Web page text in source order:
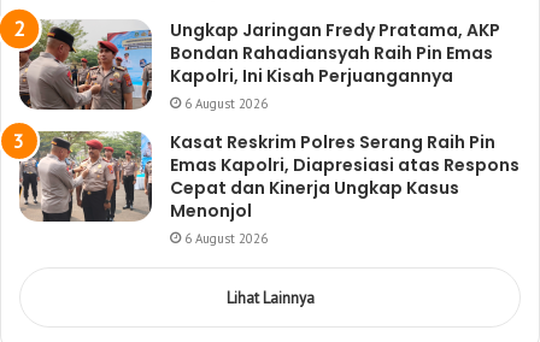
Ungkap Jaringan Fredy Pratama, AKP
Bondan Rahadiansyah Raih Pin Emas
Kapolri, Ini Kisah Perjuangannya
6 August 2026
Kasat Reskrim Polres Serang Raih Pin
Emas Kapolri, Diapresiasi atas Respons
Cepat dan Kinerja Ungkap Kasus
Menonjol
6 August 2026
Lihat Lainnya